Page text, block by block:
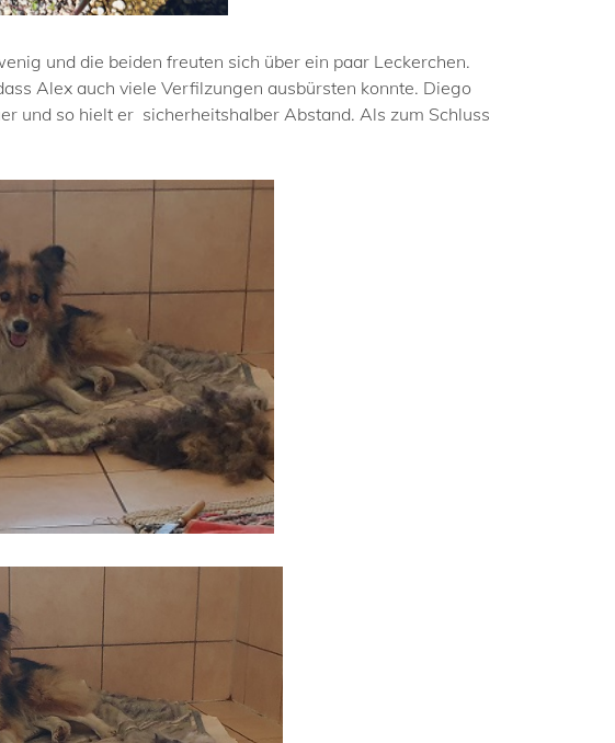
und die beiden freuten sich über ein paar Leckerchen.
Alex auch viele Verfilzungen ausbürsten konnte. Diego
und so hielt er sicherheitshalber Abstand. Als zum Schluss